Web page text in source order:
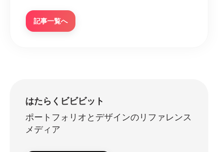
記事一覧へ
はたらくビビビット
ポートフォリオとデザインのリファレンス
メディア